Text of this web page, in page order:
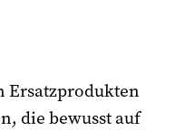
Ersatzprodukten
die bewusst auf